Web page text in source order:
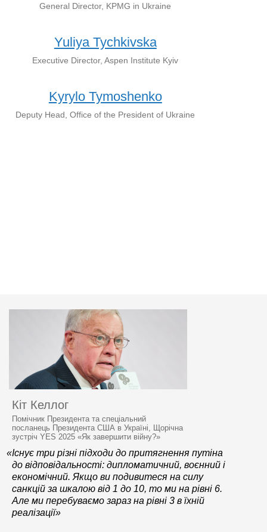
General Director, KPMG in Ukraine
Yuliya Tychkivska
Executive Director, Aspen Institute Kyiv
Kyrylo Tymoshenko
Deputy Head, Office of the President of Ukraine
Кіт Келлог
Помічник Президента та спеціальний
посланець Президента США в Україні, Щорічна
зустріч YES 2025 «Як завершити війну?»
«Існує три різні підходи до притягнення путіна
до відповідальності: дипломатичний, воєнний і
економічний. Якщо ви подивитеся на силу
санкцій за шкалою від 1 до 10, то ми на рівні 6.
Але ми перебуваємо зараз на рівні 3 в їхній
реалізації»